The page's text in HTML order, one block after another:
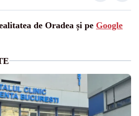
de Oradea și pe Google